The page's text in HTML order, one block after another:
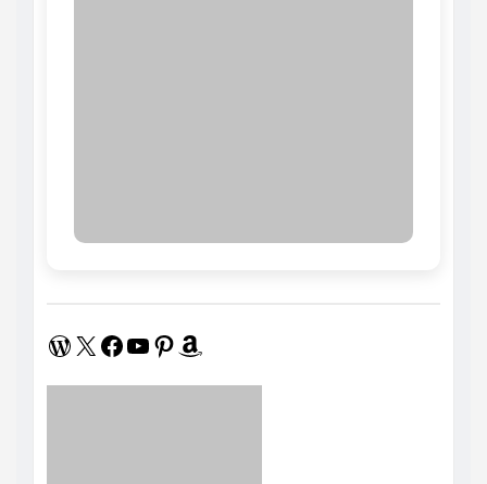
WordPress X Facebook Youtube Pinterest Amazon